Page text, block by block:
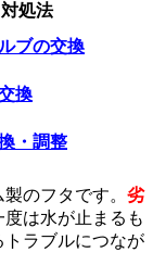
対処法
ブの交換
換
・調整
のフタです。 劣
度は水が止まるも
ラブルにつなが